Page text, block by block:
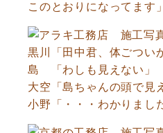
このとおりになってます」
黒川「田中君、体ごつい
島 「わしも見えない」
大空「島ちゃんの頭で見
小野「・・・わかりまし